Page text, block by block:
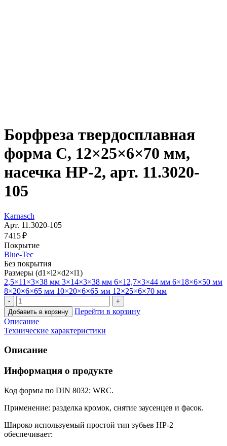
Борфреза твердосплавная
форма C, 12×25×6×70 мм,
насечка HP-2, арт. 11.3020-
105
Karnasch
Арт. 11.3020-105
7 415 ₽
Покрытие
Blue-Tec
Без покрытия
Размеры (d1×l2×d2×l1)
2,5×11×3×38 мм 3×14×3×38 мм 6×12,7×3×44 мм 6×18×6×50 мм
8×20×6×65 мм 10×20×6×65 мм 12×25×6×70 мм
Добавить в корзину
Перейти в корзину
Описание
Технические характеристики
Описание
Информация о продукте
Код формы по DIN 8032: WRC.
Применение: разделка кромок, снятие заусенцев и фасок.
Широко используемый простой тип зубьев HP-2
обеспечивает: